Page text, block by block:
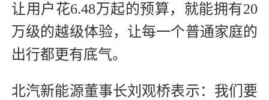
让用户花6.48万起的预算，就能拥有20
万级的越级体验，让每一个普通家庭的
出行都更有底气。
北汽新能源董事长刘观桥表示：我们要